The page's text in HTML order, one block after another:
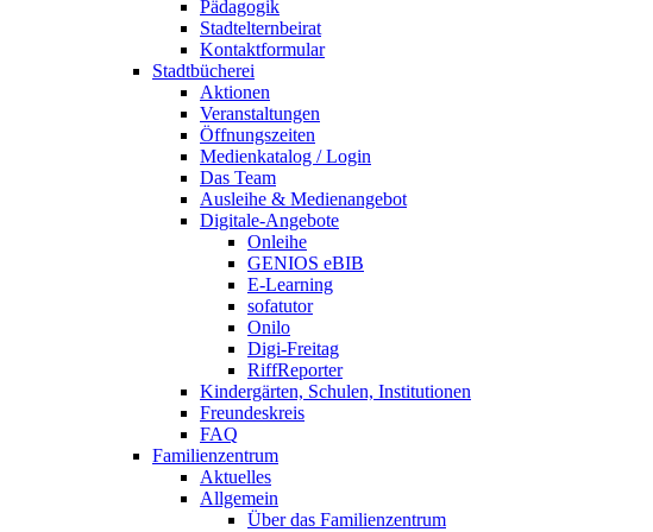
Pädagogik
Stadtelternbeirat
Kontaktformular
Stadtbücherei
Aktionen
Veranstaltungen
Öffnungszeiten
Medienkatalog / Login
Das Team
Ausleihe & Medienangebot
Digitale-Angebote
Onleihe
GENIOS eBIB
E-Learning
sofatutor
Onilo
Digi-Freitag
RiffReporter
Kindergärten, Schulen, Institutionen
Freundeskreis
FAQ
Familienzentrum
Aktuelles
Allgemein
Über das Familienzentrum